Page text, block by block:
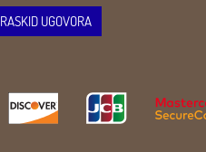
RASKID UGOVORA